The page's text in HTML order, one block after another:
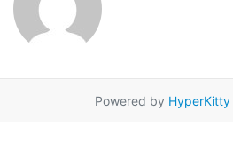
Powered by HyperKitty